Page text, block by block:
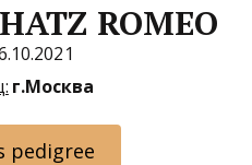
ROMEO
г.Москва
pedigree